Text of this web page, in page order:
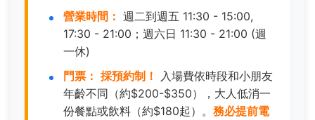
營業時間： 週二到週五 11:30 - 15:00,
17:30 - 21:00；週六日 11:30 - 21:00 (週
一休)
門票： 採預約制！
入場費依時段和小朋友
年齡不同（約$200-$350），大人低消一
份餐點或飲料（約$180起）。 務必提前電